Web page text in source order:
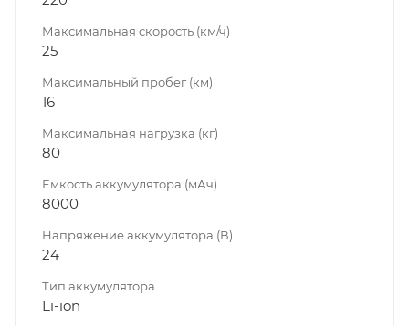
Максимальная скорость (км/ч)
25
Максимальный пробег (км)
16
Максимальная нагрузка (кг)
80
Емкость аккумулятора (мАч)
8000
Напряжение аккумулятора (В)
24
Тип аккумулятора
Li-ion